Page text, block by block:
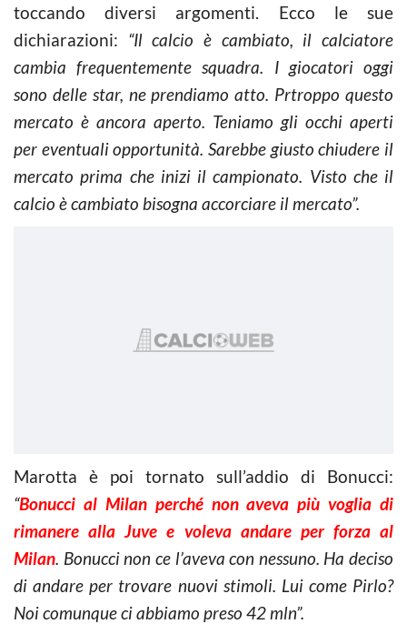
toccando diversi argomenti. Ecco le sue
dichiarazioni: “Il calcio è cambiato, il calciatore
cambia frequentemente squadra. I giocatori oggi
sono delle star, ne prendiamo atto. Prtroppo questo
mercato è ancora aperto. Teniamo gli occhi aperti
per eventuali opportunità. Sarebbe giusto chiudere il
mercato prima che inizi il campionato. Visto che il
calcio è cambiato bisogna accorciare il mercato”.
Marotta è poi tornato sull’addio di Bonucci:
“Bonucci al Milan perché non aveva più voglia di
rimanere alla Juve e voleva andare per forza al
Milan. Bonucci non ce l’aveva con nessuno. Ha deciso
di andare per trovare nuovi stimoli. Lui come Pirlo?
Noi comunque ci abbiamo preso 42 mln”.